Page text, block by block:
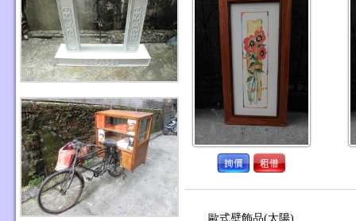
歐式壁飾品(太陽)